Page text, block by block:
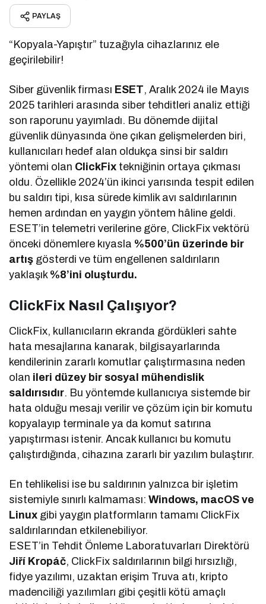
PAYLAŞ
“Kopyala-Yapıştır” tuzağıyla cihazlarınız ele
geçirilebilir!
Siber güvenlik firması ESET, Aralık 2024 ile Mayıs
2025 tarihleri arasında siber tehditleri analiz ettiği
son raporunu yayımladı. Bu dönemde dijital
güvenlik dünyasında öne çıkan gelişmelerden biri,
kullanıcıları hedef alan oldukça sinsi bir saldırı
yöntemi olan ClickFix tekniğinin ortaya çıkması
oldu. Özellikle 2024’ün ikinci yarısında tespit edilen
bu saldırı tipi, kısa sürede kimlik avı saldırılarının
hemen ardından en yaygın yöntem hâline geldi.
ESET’in telemetri verilerine göre, ClickFix vektörü
önceki dönemlere kıyasla %500’ün üzerinde bir
artış gösterdi ve tüm engellenen saldırıların
yaklaşık %8’ini oluşturdu.
ClickFix Nasıl Çalışıyor?
ClickFix, kullanıcıların ekranda gördükleri sahte
hata mesajlarına kanarak, bilgisayarlarında
kendilerinin zararlı komutlar çalıştırmasına neden
olan ileri düzey bir sosyal mühendislik
saldırısıdır. Bu yöntemde kullanıcıya sistemde bir
hata olduğu mesajı verilir ve çözüm için bir komutu
kopyalayıp terminale ya da komut satırına
yapıştırması istenir. Ancak kullanıcı bu komutu
çalıştırdığında, cihazına zararlı bir yazılım bulaştırır.
En tehlikelisi ise bu saldırının yalnızca bir işletim
sistemiyle sınırlı kalmaması:Windows, macOS ve
Linux gibi yaygın platformların tamamı ClickFix
saldırılarından etkilenebiliyor.
ESET’in Tehdit Önleme Laboratuvarları Direktörü
Jiří Kropáč, ClickFix saldırılarının bilgi hırsızlığı,
fidye yazılımı, uzaktan erişim Truva atı, kripto
madenciliği yazılımları gibi çeşitli kötü amaçlı